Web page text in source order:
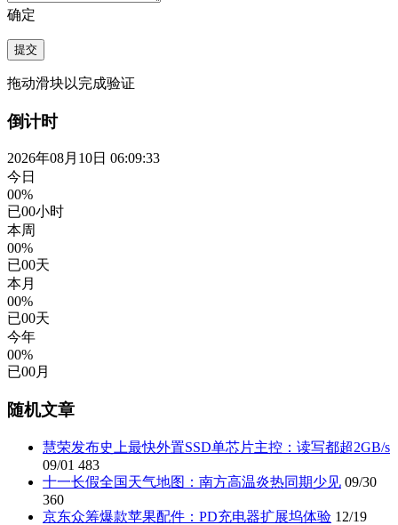
确定
提交
拖动滑块以完成验证
倒计时
2026年08月10日 06:09:33
今日
00%
已00小时
本周
00%
已00天
本月
00%
已00天
今年
00%
已00月
随机文章
慧荣发布史上最快外置SSD单芯片主控：读写都超2GB/s
09/01 483
十一长假全国天气地图：南方高温炎热同期少见 09/30
360
京东众筹爆款苹果配件：PD充电器扩展坞体验 12/19